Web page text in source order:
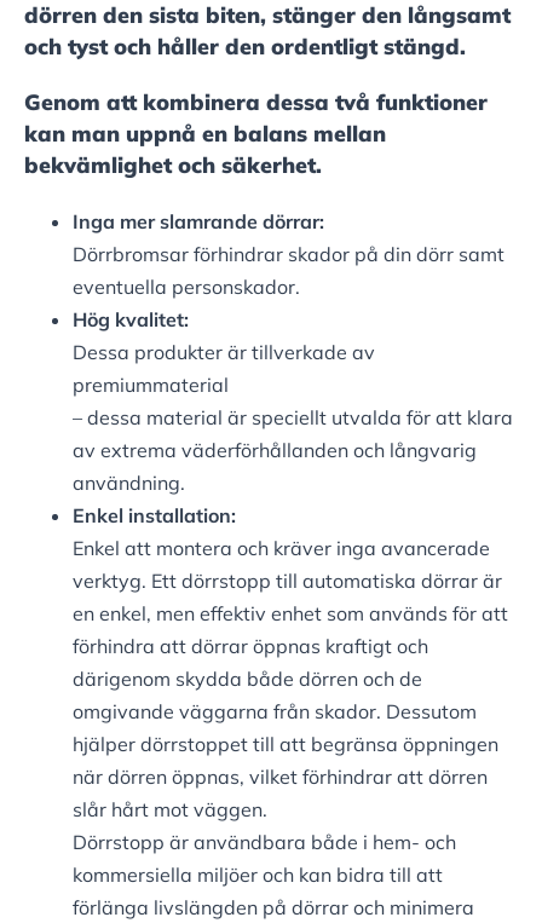
dörren den sista biten, stänger den långsamt
och tyst och håller den ordentligt stängd.
Genom att kombinera dessa två funktioner
kan man uppnå en balans mellan
bekvämlighet och säkerhet.
Inga mer slamrande dörrar:
Dörrbromsar förhindrar skador på din dörr samt
eventuella personskador.
Hög kvalitet:
Dessa produkter är tillverkade av
premiummaterial
– dessa material är speciellt utvalda för att klara
av extrema väderförhållanden och långvarig
användning.
Enkel installation:
Enkel att montera och kräver inga avancerade
verktyg. Ett dörrstopp till automatiska dörrar är
en enkel, men effektiv enhet som används för att
förhindra att dörrar öppnas kraftigt och
därigenom skydda både dörren och de
omgivande väggarna från skador. Dessutom
hjälper dörrstoppet till att begränsa öppningen
när dörren öppnas, vilket förhindrar att dörren
slår hårt mot väggen.
Dörrstopp är användbara både i hem- och
kommersiella miljöer och kan bidra till att
förlänga livslängden på dörrar och minimera